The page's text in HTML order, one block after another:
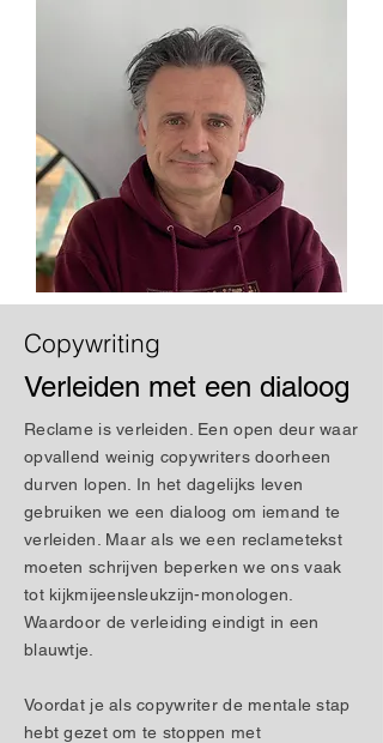
Copywriting
Verleiden met een dialoog
Reclame is verleiden. Een open deur waar
opvallend weinig copywriters doorheen
durven lopen. In het dagelijks leven
gebruiken we een dialoog om iemand te
verleiden. Maar als we een reclametekst
moeten schrijven beperken we ons vaak
tot kijkmijeensleukzijn-monologen.
Waardoor de verleiding eindigt in een
blauwtje.
Voordat je als copywriter de mentale stap
hebt gezet om te stoppen met